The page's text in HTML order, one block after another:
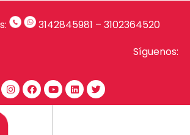
3142845981 – 3102364520
Síguenos: